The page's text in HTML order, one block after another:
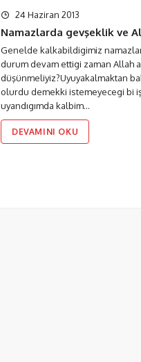
24 Haziran 2013
Namazlarda gevşeklik ve
Genelde kalkabildigimiz
durum devam ettigi zaman Allah a
düşünmeliyiz?Uyuyakalmaktan
olurdu demekki istemeyecegi bi
uyandıgımda kalbim…
DEVAMINI OKU